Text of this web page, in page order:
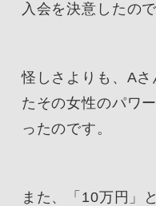
入会を決意したので
怪しさよりも、A
たその女性のパワ
ったのです。
また、「10万円」